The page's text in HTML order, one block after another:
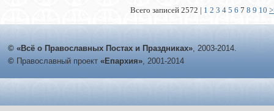
Всего записей 2572 | 1 2 3 4 5 6 7 8 9 10
© «Всё о Православных Постах и Праздниках», 2003-2014.
© Православный проект «Епархия», 2001-2014